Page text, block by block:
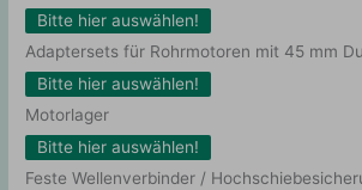
Bitte hier auswählen!
Adaptersets für Rohrmotoren mit 45 mm
Bitte hier auswählen!
Motorlager
Bitte hier auswählen!
Feste Wellenverbinder /